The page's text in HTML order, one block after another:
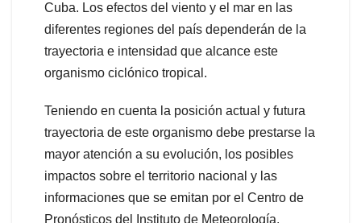
Cuba. Los efectos del viento y el mar en las
diferentes regiones del país dependerán de la
trayectoria e intensidad que alcance este
organismo ciclónico tropical.
Teniendo en cuenta la posición actual y futura
trayectoria de este organismo debe prestarse la
mayor atención a su evolución, los posibles
impactos sobre el territorio nacional y las
informaciones que se emitan por el Centro de
Pronósticos del Instituto de Meteorología.